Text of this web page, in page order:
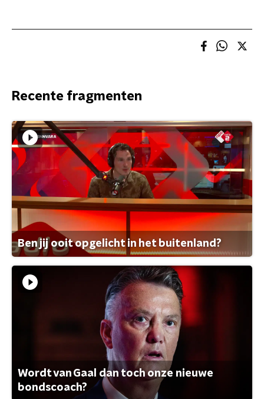
Recente fragmenten
Ben jij ooit opgelicht in het buitenland?
Wordt van Gaal dan toch onze nieuwe
bondscoach?